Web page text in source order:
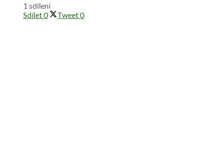
1 sdílení
Sdílet0 Tweet0